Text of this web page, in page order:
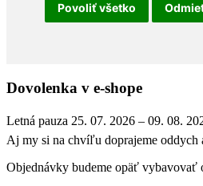
Povoliť všetko
Dovolenka v e-shope
Letná pauza 25. 07. 2026 – 09. 08.
Aj my si na chvíľu doprajeme oddych
Objednávky budeme opäť vybavovať